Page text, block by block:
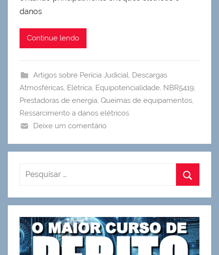
danos
Continue lendo
Artigos sobre Perícia Judicial, Descargas
Atmosféricas, Elétrica, Equipotencialidade, NBR5419,
Prestadoras de energia, Queimas de equipamentos,
Ressarcimento a danos elétricos
Deixe um comentário